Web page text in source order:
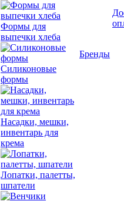
Формы для
выпечки хлеба
Силиконовые
формы
Насадки, мешки,
инвентарь для
крема
Лопатки, палетты,
шпатели
Бренды